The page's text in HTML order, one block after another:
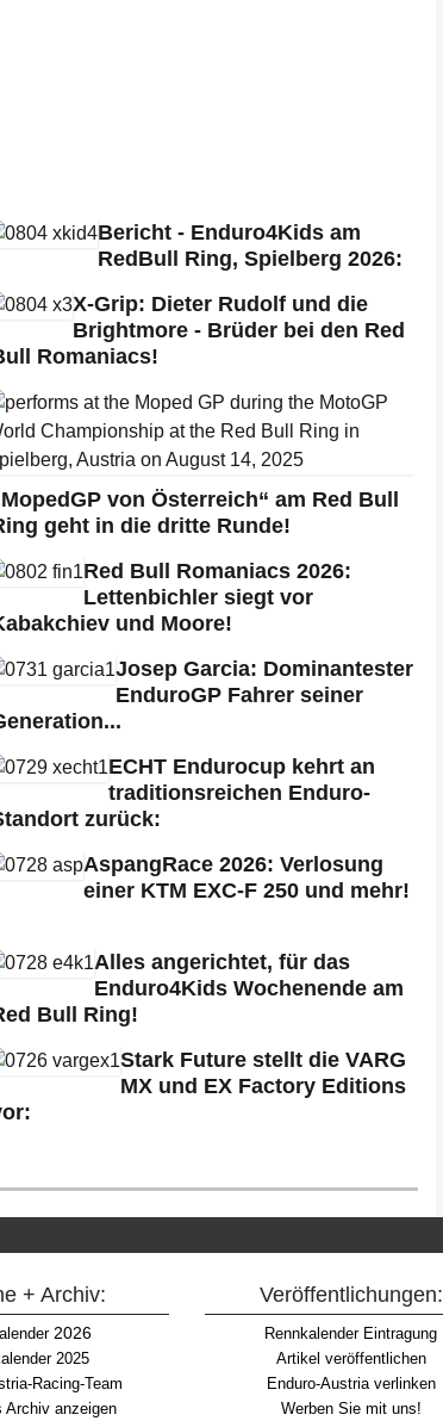
Bericht - Enduro4Kids am
RedBull Ring, Spielberg 2026:
X-Grip: Dieter Rudolf und die
Brightmore - Brüder bei den Red
Romaniacs!
von Österreich“ am Red Bull
geht in die dritte Runde!
Red Bull Romaniacs 2026:
Lettenbichler siegt vor
und Moore!
Josep Garcia: Dominantester
EnduroGP Fahrer seiner
ECHT Endurocup kehrt an
traditionsreichen Enduro-
zurück:
AspangRace 2026: Verlosung
einer KTM EXC-F 250 und mehr!
Alles angerichtet, für das
Enduro4Kids Wochenende am
Bull Ring!
Stark Future stellt die VARG
MX und EX Factory Editions
+ Archiv:
2026
2025
Racing-Team
Archiv anzeigen
Veröffentlichungen:
Rennkalender Eintragung
Artikel veröffentlichen
Enduro-Austria verlinken
Werben Sie mit uns!